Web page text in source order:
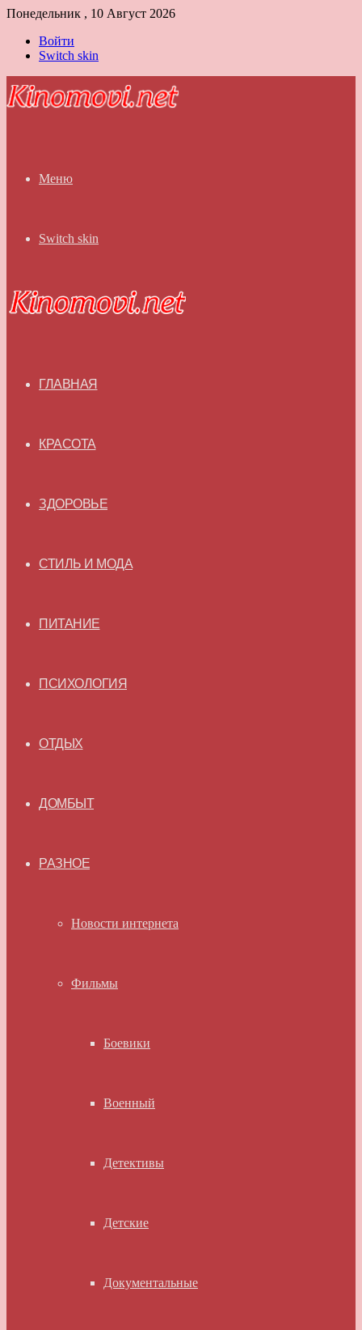
Понедельник , 10 Август 2026
Войти
Switch skin
Меню
Switch skin
ГЛАВНАЯ
КРАСОТА
ЗДОРОВЬЕ
СТИЛЬ И МОДА
ПИТАНИЕ
ПСИХОЛОГИЯ
ОТДЫХ
ДОМБЫТ
РАЗНОЕ
Новости интернета
Фильмы
Боевики
Военный
Детективы
Детские
Документальные